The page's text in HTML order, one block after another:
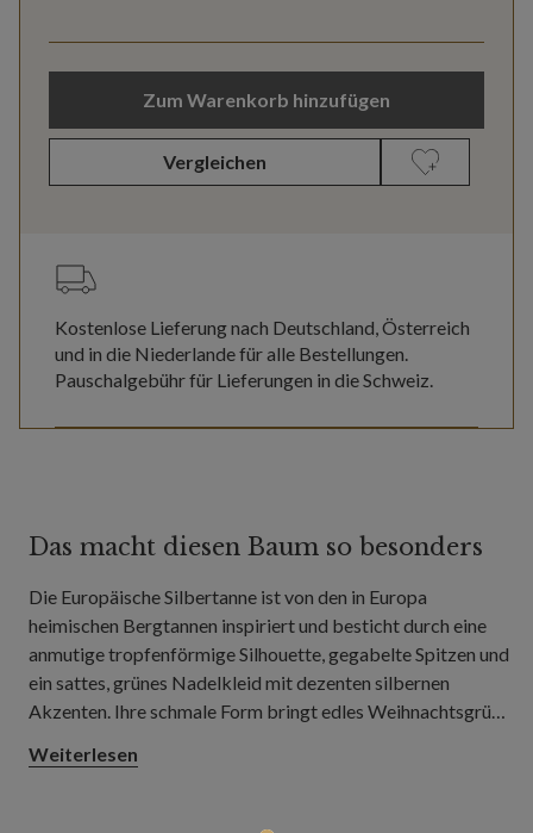
Zum Warenkorb hinzufügen
Vergleichen
Kostenlose Lieferung nach Deutschland, Österreich
und in die Niederlande für alle Bestellungen.
Pauschalgebühr für Lieferungen in die Schweiz.
Das macht diesen Baum so besonders
Die Europäische Silbertanne ist von den in Europa
heimischen Bergtannen inspiriert und besticht durch eine
anmutige tropfenförmige Silhouette, gegabelte Spitzen und
ein sattes, grünes Nadelkleid mit dezenten silbernen
Akzenten. Ihre schmale Form bringt edles Weihnachtsgrün
ohne zu viel Stellfläche zu beanspruchen.
Weiterlesen